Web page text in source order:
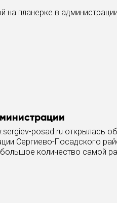
на планерке в
posad.ru открылась
Сергиево-Посадского
количество самой